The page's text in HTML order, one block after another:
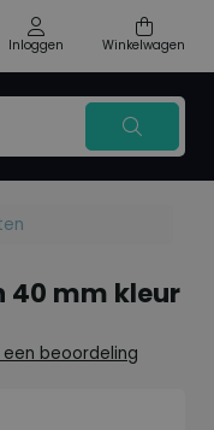
Inloggen Winkelwagen
40 mm kleur
een beoordeling